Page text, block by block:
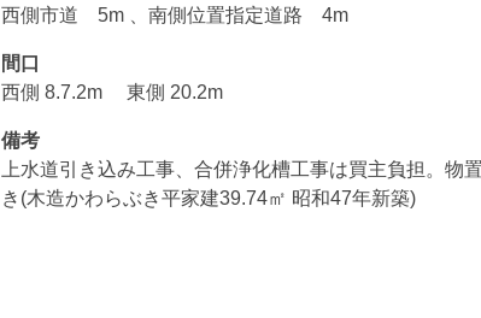
西側市道 5m 、南側位置指定道路 4m
間口
西側 8.7.2m 東側 20.2m
備考
上水道引き込み工事、合併浄化槽工事は買主負担。物
き(木造かわらぶき平家建39.74㎡ 昭和47年新築)